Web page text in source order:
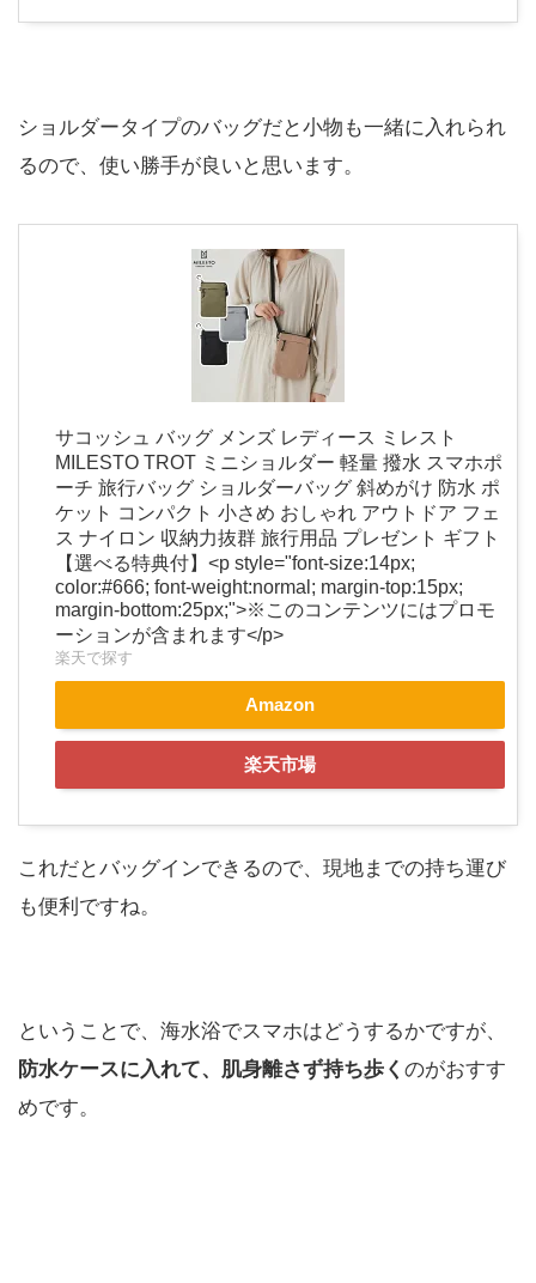
ショルダータイプのバッグだと小物も一緒に入れられ
るので、使い勝手が良いと思います。
サコッシュ バッグ メンズ レディース ミレスト
MILESTO TROT ミニショルダー 軽量 撥水 スマホポ
ーチ 旅行バッグ ショルダーバッグ 斜めがけ 防水 ポ
ケット コンパクト 小さめ おしゃれ アウトドア フェ
ス ナイロン 収納力抜群 旅行用品 プレゼント ギフト
【選べる特典付】<p style="font-size:14px;
color:#666; font-weight:normal; margin-top:15px;
margin-bottom:25px;">※このコンテンツにはプロモ
ーションが含まれます</p>
楽天で探す
Amazon
楽天市場
これだとバッグインできるので、現地までの持ち運び
も便利ですね。
ということで、海水浴でスマホはどうするかですが、
防水ケースに入れて、肌身離さず持ち歩く のがおすす
めです。